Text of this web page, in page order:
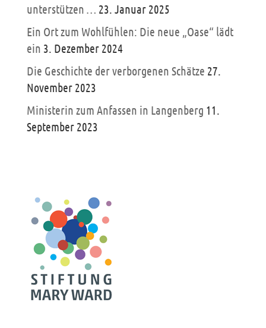
unterstützen … 23. Januar 2025
Ein Ort zum Wohlfühlen: Die neue „Oase“ lädt
ein 3. Dezember 2024
Die Geschichte der verborgenen Schätze 27.
November 2023
Ministerin zum Anfassen in Langenberg 11.
September 2023